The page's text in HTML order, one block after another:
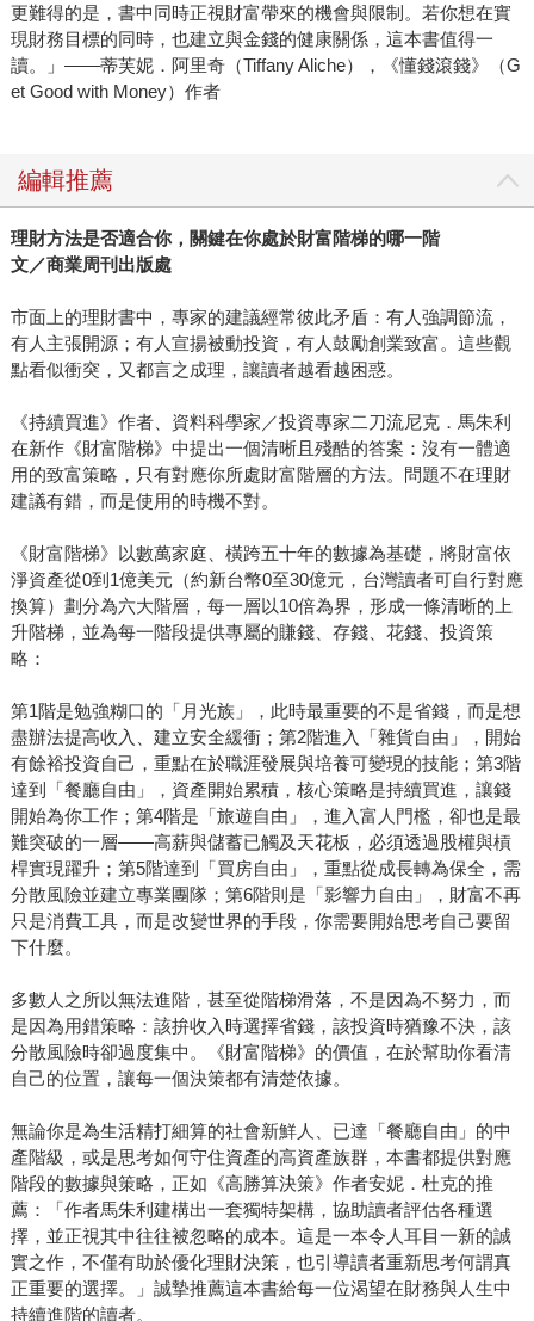
更難得的是，書中同時正視財富帶來的機會與限制。若你想在實
現財務目標的同時，也建立與金錢的健康關係，這本書值得一
讀。」――蒂芙妮．阿里奇（Tiffany Aliche），《懂錢滾錢》（G
et Good with Money）作者
編輯推薦
理財方法是否適合你，關鍵在你處於財富階梯的哪一階
文／商業周刊出版處
市面上的理財書中，專家的建議經常彼此矛盾：有人強調節流，
有人主張開源；有人宣揚被動投資，有人鼓勵創業致富。這些觀
點看似衝突，又都言之成理，讓讀者越看越困惑。
《持續買進》作者、資料科學家／投資專家二刀流尼克．馬朱利
在新作《財富階梯》中提出一個清晰且殘酷的答案：沒有一體適
用的致富策略，只有對應你所處財富階層的方法。問題不在理財
建議有錯，而是使用的時機不對。
《財富階梯》以數萬家庭、橫跨五十年的數據為基礎，將財富依
淨資產從0到1億美元（約新台幣0至30億元，台灣讀者可自行對應
換算）劃分為六大階層，每一層以10倍為界，形成一條清晰的上
升階梯，並為每一階段提供專屬的賺錢、存錢、花錢、投資策
略：
第1階是勉強糊口的「月光族」，此時最重要的不是省錢，而是想
盡辦法提高收入、建立安全緩衝；第2階進入「雜貨自由」，開始
有餘裕投資自己，重點在於職涯發展與培養可變現的技能；第3階
達到「餐廳自由」，資產開始累積，核心策略是持續買進，讓錢
開始為你工作；第4階是「旅遊自由」，進入富人門檻，卻也是最
難突破的一層——高薪與儲蓄已觸及天花板，必須透過股權與槓
桿實現躍升；第5階達到「買房自由」，重點從成長轉為保全，需
分散風險並建立專業團隊；第6階則是「影響力自由」，財富不再
只是消費工具，而是改變世界的手段，你需要開始思考自己要留
下什麼。
多數人之所以無法進階，甚至從階梯滑落，不是因為不努力，而
是因為用錯策略：該拚收入時選擇省錢，該投資時猶豫不決，該
分散風險時卻過度集中。《財富階梯》的價值，在於幫助你看清
自己的位置，讓每一個決策都有清楚依據。
無論你是為生活精打細算的社會新鮮人、已達「餐廳自由」的中
產階級，或是思考如何守住資產的高資產族群，本書都提供對應
階段的數據與策略，正如《高勝算決策》作者安妮．杜克的推
薦：「作者馬朱利建構出一套獨特架構，協助讀者評估各種選
擇，並正視其中往往被忽略的成本。這是一本令人耳目一新的誠
實之作，不僅有助於優化理財決策，也引導讀者重新思考何謂真
正重要的選擇。」誠摯推薦這本書給每一位渴望在財務與人生中
持續進階的讀者。